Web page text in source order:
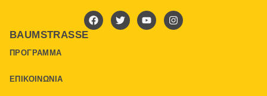
BAUMSTRASSE
ΠΡΌΓΡΑΜΜΑ
ΕΠΙΚΟΙΝΩΝΊΑ